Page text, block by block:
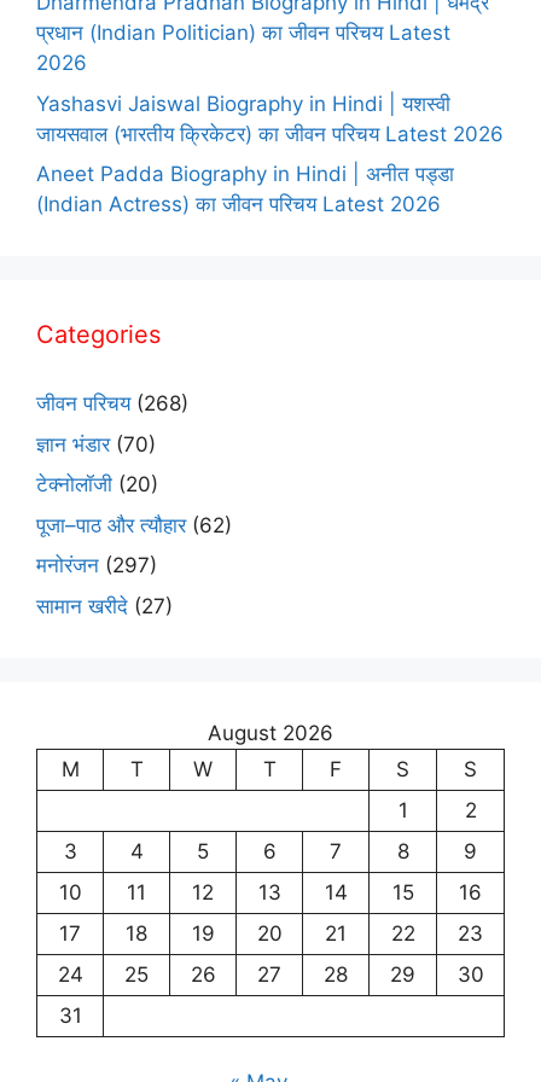
प्रधान (Indian Politician) का जीवन परिचय Latest
2026
Yashasvi Jaiswal Biography in Hindi | यशस्वी
जायसवाल (भारतीय क्रिकेटर) का जीवन परिचय Latest 2026
Aneet Padda Biography in Hindi | अनीत पड्डा
(Indian Actress) का जीवन परिचय Latest 2026
Categories
जीवन परिचय(268)
ज्ञान भंडार(70)
टेक्नोलॉजी (20)
पूजा–पाठ और त्यौहार(62)
मनोरंजन (297)
सामान खरीदे (27)
August 2026
M
T W T F S
S
1
2
3
4 5 6 7 8
9
10
11 12 13 14 15
16
17
18 19 20 21 22
23
24
25 26 27 28 29
30
31